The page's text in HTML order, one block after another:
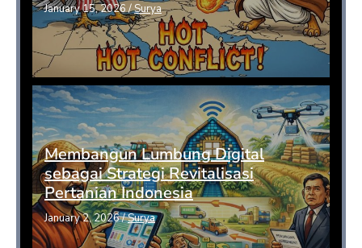
January 15, 2026/Surya
Membangun Lumbung Digital
sebagai Strategi Revitalisasi
Pertanian Indonesia
January 2, 2026/Surya